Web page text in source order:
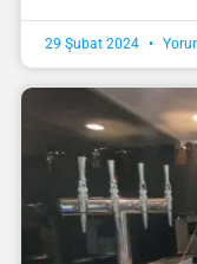
29 Şubat 2024